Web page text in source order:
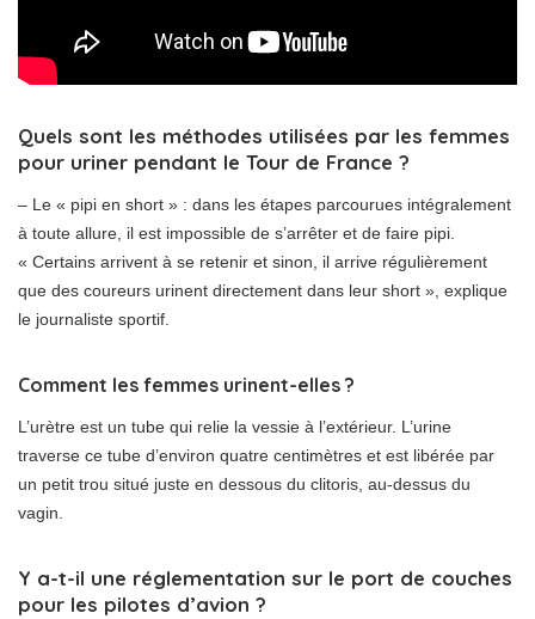
Quels sont les méthodes utilisées par les femmes
pour uriner pendant le Tour de France ?
– Le « pipi en short » : dans les étapes parcourues intégralement
à toute allure, il est impossible de s’arrêter et de faire pipi.
« Certains arrivent à se retenir et sinon, il arrive régulièrement
que des coureurs urinent directement dans leur short », explique
le journaliste sportif.
Comment les femmes urinent-elles ?
L’urètre est un tube qui relie la vessie à l’extérieur. L’urine
traverse ce tube d’environ quatre centimètres et est libérée par
un petit trou situé juste en dessous du clitoris, au-dessus du
vagin.
Y a-t-il une réglementation sur le port de couches
pour les pilotes d’avion ?